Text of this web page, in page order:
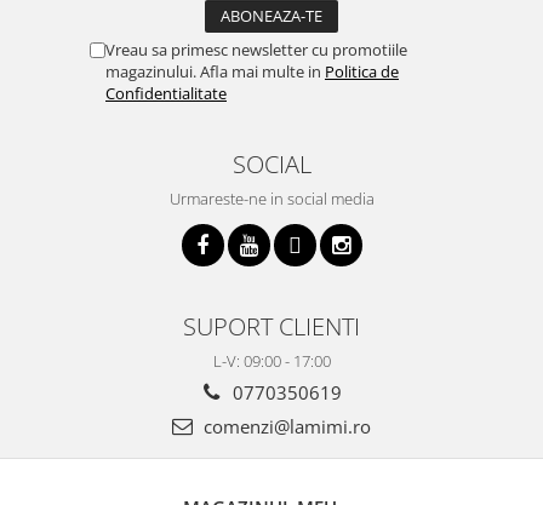
Vreau sa primesc newsletter cu promotiile
magazinului. Afla mai multe in Politica de
Confidentialitate
SOCIAL
Urmareste-ne in social media
SUPORT CLIENTI
L-V: 09:00 - 17:00
0770350619
comenzi@lamimi.ro